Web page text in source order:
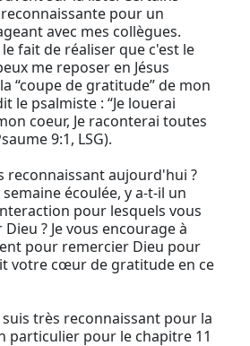
pour un
avec mes collègues.
fait de réaliser que c'est le
me reposer en Jésus
“coupe de gratitude” de mon
le psalmiste : “Je louerai
coeur, Je raconterai toutes
9:1, LSG).
reconnaissant aujourd'hui ?
écoulée, y a-t-il un
pour lesquels vous
? Je vous encourage à
pour remercier Dieu pour
votre cœur de gratitude en ce
très reconnaissant pour la
particulier pour le chapitre 11